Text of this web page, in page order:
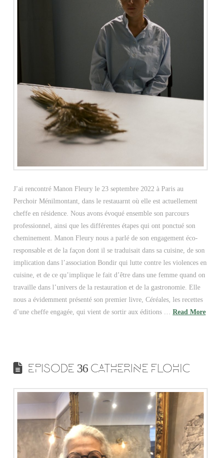
J’ai rencontré Manon Fleury le 23 septembre 2022 à Paris au
Perchoir Ménilmontant, dans le restauarnt où elle est actuellement
cheffe en résidence. Nous avons évoqué ensemble son parcours
professionnel, ainsi que les différentes étapes qui ont ponctué son
cheminement. Manon Fleury nous a parlé de son engagement éco-
responsable et de la façon dont il se traduisait dans sa cuisine, de son
implication dans l’association Bondir qui lutte contre les violences en
cuisine, et de ce qu’implique le fait d’être dans une femme quand on
travaille dans l’univers de la restauration et de la gastronomie. Elle
nous a évidemment présenté son premier livre, Céréales, les recettes
d’une cheffe engagée, qui vient de sortir aux éditions … Read More
EPISODE 36 CATHERINE FLOHIC